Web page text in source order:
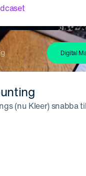
Digital
(nu Kleer) snabba